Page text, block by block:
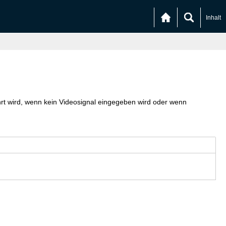
Inhalt
wird, wenn kein Videosignal eingegeben wird oder wenn